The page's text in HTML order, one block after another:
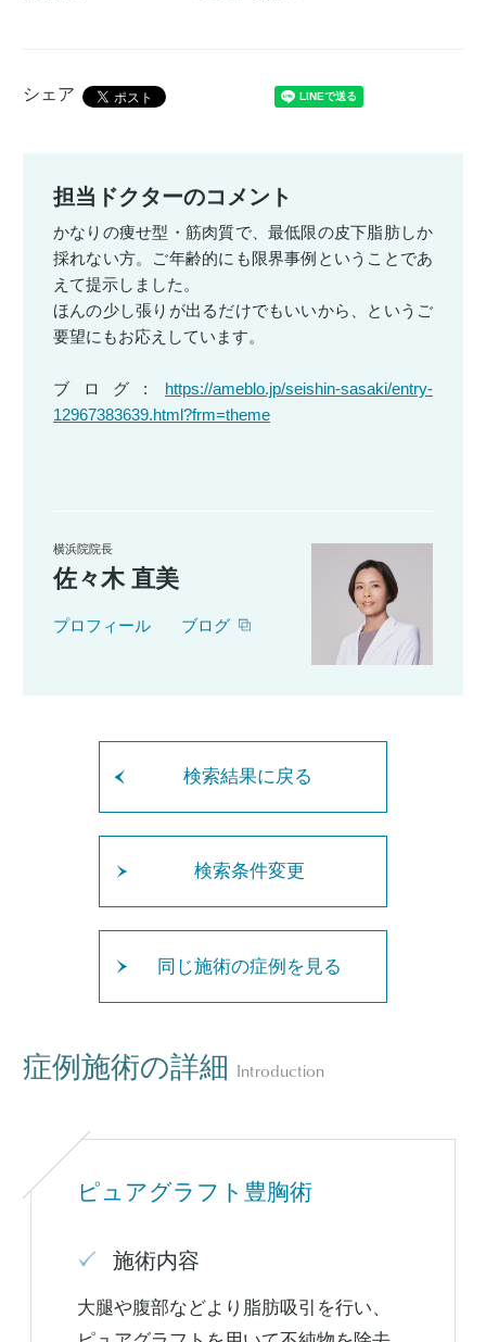
シェア
担当ドクターのコメント
かなりの痩せ型・筋肉質で、最低限の皮下脂肪しか
採れない方。ご年齢的にも限界事例ということであ
えて提示しました。
ほんの少し張りが出るだけでもいいから、というご
要望にもお応えしています。
ブログ: https://ameblo.jp/seishin-sasaki/entry-
12967383639.html?frm=theme
横浜院院長
佐々木 直美
プロフィール ブログ
検索結果に戻る
検索条件変更
同じ施術の症例を見る
症例施術の詳細 Introduction
ピュアグラフト豊胸術
施術内容
大腿や腹部などより脂肪吸引を行い、